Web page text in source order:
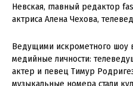
Невская, главный редактор
актриса Алена Чехова,
Ведущими искрометного шоу
медийные личности:
актер и певец Тимур
музыкальные номера стали